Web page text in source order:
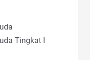
Tingkat I